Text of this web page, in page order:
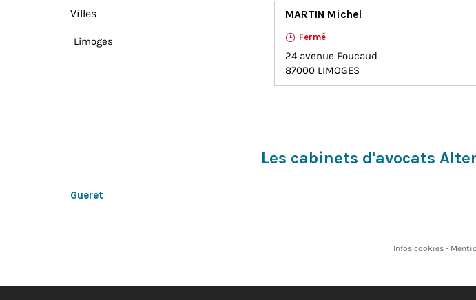
Villes
Limoges
MARTIN Michel
Fermé
24 avenue Foucaud
87000 LIMOGES
Les cabinets d'avocats
Gueret
Infos cookies